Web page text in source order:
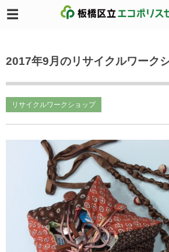
2017年9月のリサイクルワーク
リサイクルワークショップ